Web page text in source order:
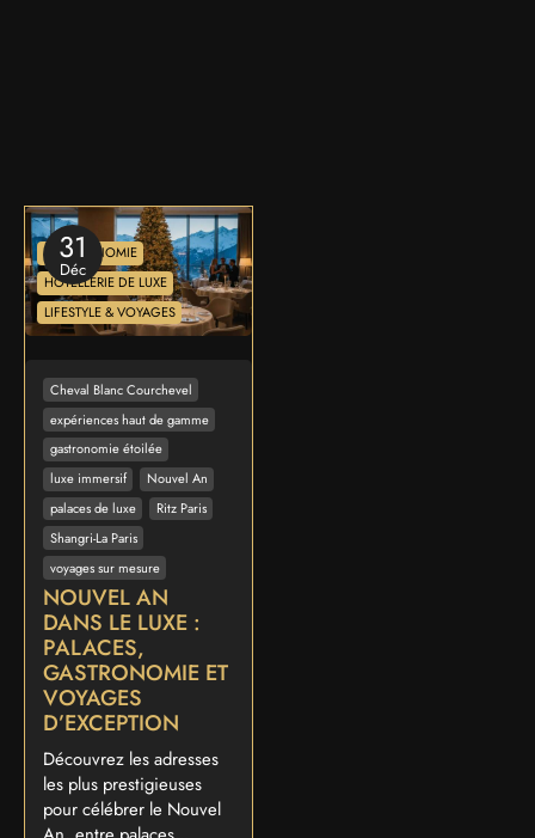
31
Déc
GASTRONOMIE
HÔTELLERIE DE LUXE
LIFESTYLE & VOYAGES
Cheval Blanc Courchevel
expériences haut de gamme
gastronomie étoilée
luxe immersif
Nouvel An
palaces de luxe
Ritz Paris
Shangri-La Paris
voyages sur mesure
NOUVEL AN
DANS LE LUXE :
PALACES,
GASTRONOMIE ET
VOYAGES
D’EXCEPTION
Découvrez les adresses
les plus prestigieuses
pour célébrer le Nouvel